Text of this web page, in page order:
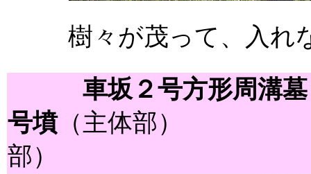
樹々が茂って、入れ
車坂２号方形周溝墓
号墳（主体部
部）